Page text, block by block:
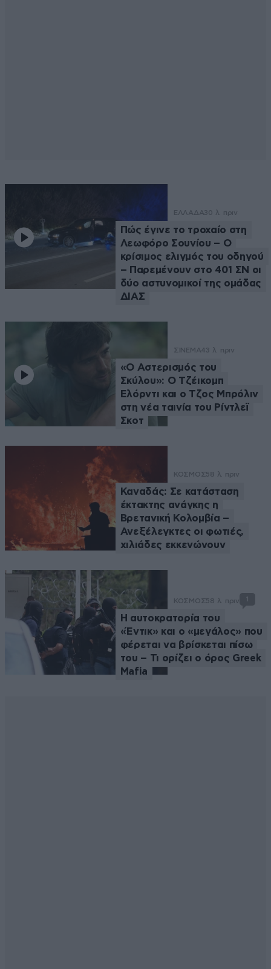
ΕΛΛΑΔΑ30 λ. πριν
Πώς έγινε το τροχαίο στη
Λεωφόρο Σουνίου – Ο
κρίσιμος ελιγμός του οδηγού
– Παρεμένουν στο 401 ΣΝ οι
δύο αστυνομικοί της ομάδας
ΔΙΑΣ
ΣΙΝΕΜΑ43 λ. πριν
«Ο Αστερισμός του
Σκύλου»: Ο Τζέικομπ
Ελόρντι και ο Τζος Μπρόλιν
στη νέα ταινία του Ρίντλεϊ
Σκοτ
ΚΟΣΜΟΣ58 λ. πριν
Καναδάς: Σε κατάσταση
έκτακτης ανάγκης η
Βρετανική Κολομβία –
Ανεξέλεγκτες οι φωτιές,
χιλιάδες εκκενώνουν
ΚΟΣΜΟΣ58 λ. πριν
Η αυτοκρατορία του
«Έντικ» και ο «μεγάλος» που
φέρεται να βρίσκεται πίσω
του – Τι ορίζει ο όρος Greek
Mafia